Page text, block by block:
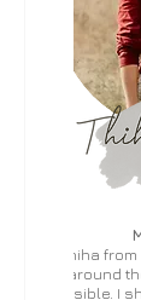
I'm Thiha
travel around
as possible. I